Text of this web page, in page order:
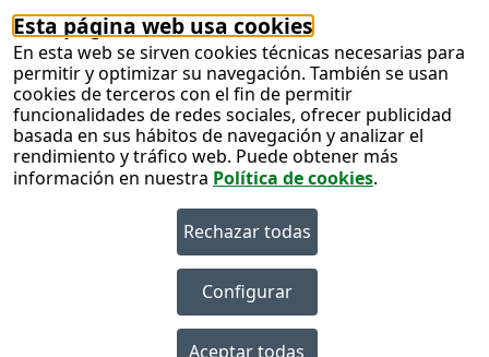
Esta página web usa cookies
En esta web se sirven cookies técnicas necesarias para
permitir y optimizar su navegación. También se usan
cookies de terceros con el fin de permitir
funcionalidades de redes sociales, ofrecer publicidad
basada en sus hábitos de navegación y analizar el
rendimiento y tráfico web. Puede obtener más
información en nuestra Política de cookies.